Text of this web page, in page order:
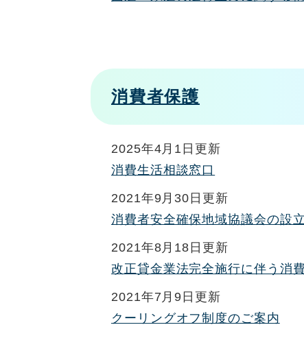
消費者保護
2025年4月1日更新
消費生活相談窓口
2021年9月30日更新
消費者安全確保地域協議会の設
2021年8月18日更新
改正貸金業法完全施行に伴う消
2021年7月9日更新
クーリングオフ制度のご案内